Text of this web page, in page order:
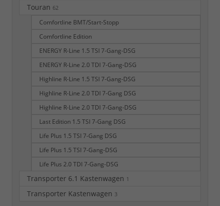
Touran 62
Comfortline BMT/Start-Stopp
Comfortline Edition
ENERGY R-Line 1.5 TSI 7-Gang-DSG
ENERGY R-Line 2.0 TDI 7-Gang-DSG
Highline R-Line 1.5 TSI 7-Gang-DSG
Highline R-Line 2.0 TDI 7-Gang DSG
Highline R-Line 2.0 TDI 7-Gang-DSG
Last Edition 1.5 TSI 7-Gang DSG
Life Plus 1.5 TSI 7-Gang DSG
Life Plus 1.5 TSI 7-Gang-DSG
Life Plus 2.0 TDI 7-Gang-DSG
Transporter 6.1 Kastenwagen 1
Transporter Kastenwagen 3